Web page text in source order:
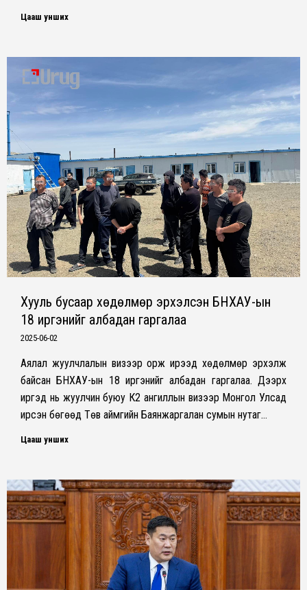
Цааш унших
Хууль бусаар хөдөлмөр эрхэлсэн БНХАУ-ын
18 иргэнийг албадан гаргалаа
2025-06-02
Аялал жуулчлалын визээр орж ирээд хөдөлмөр эрхэлж
байсан БНХАУ-ын 18 иргэнийг албадан гаргалаа. Дээрх
иргэд нь жуулчин буюу К2 ангиллын визээр Монгол Улсад
ирсэн бөгөөд Төв аймгийн Баянжаргалан сумын нутаг…
Цааш унших